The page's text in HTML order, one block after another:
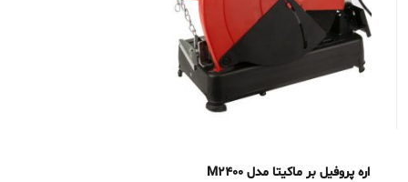
اره پروفیل بر ماکیتا مدل M2400